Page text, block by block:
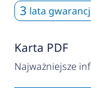
3 lata
Karta PDF
Najważniejsze